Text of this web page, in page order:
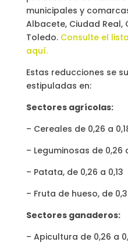
municipales y
Albacete, Ciudad Real,
Toledo. Consulte el
aquí.
Estas reducciones se
estipuladas en:
Sectores agrícolas:
– Cereales de 0,26 a
– Leguminosas de 0,26
– Patata, de 0,26 a 0,13
– Fruta de hueso, de
Sectores ganaderos:
– Apicultura de 0,26 a